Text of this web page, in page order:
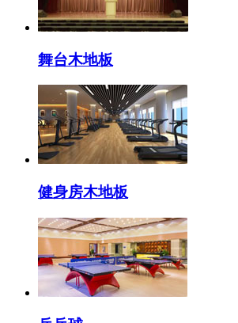
舞台木地板
健身房木地板